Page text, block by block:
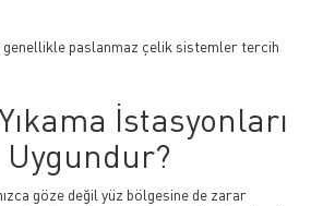
genellikle paslanmaz çelik sistemler tercih
İstasyonları
göze değil yüz bölgesine de zarar